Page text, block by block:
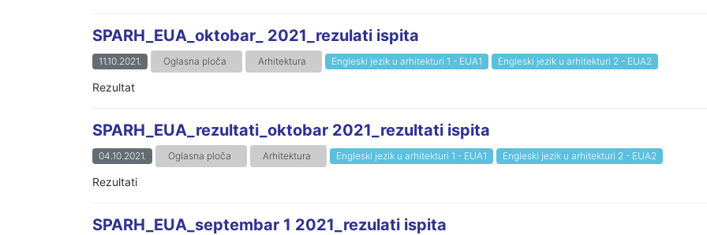
SPARH_EUA_oktobar_ 2021_rezulati ispita
11.10.2021. Oglasna ploča Arhitektura Engleski jezik u arhitekturi 1 - EUA1 Engleski jezik u arhitekturi 2 - EUA2
Rezultat
SPARH_EUA_rezultati_oktobar 2021_rezultati ispita
04.10.2021. Oglasna ploča Arhitektura Engleski jezik u arhitekturi 1 - EUA1 Engleski jezik u arhitekturi 2 - EUA2
Rezultati
SPARH_EUA_septembar 1 2021_rezulati ispita